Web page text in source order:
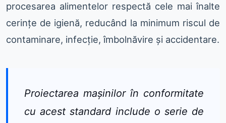
procesarea alimentelor respectă cele mai înalte
cerințe de igienă, reducând la minimum riscul de
contaminare, infecție, îmbolnăvire și accidentare.
Proiectarea mașinilor în conformitate
cu acest standard include o serie de